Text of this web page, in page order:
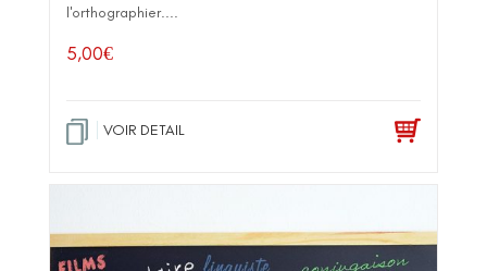
l'orthographier....
5,00€
VOIR DETAIL